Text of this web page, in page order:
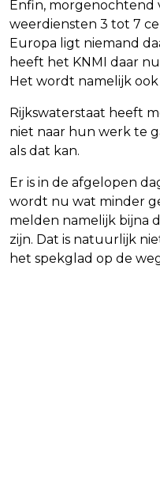
Enfin, morgenochtend
weerdiensten 3 tot 7
Europa ligt niemand
heeft het KNMI daar
Het wordt namelijk
Rijkswaterstaat heeft
niet naar hun werk te
als dat kan.
Er is in de afgelopen
wordt nu wat minder
melden namelijk bijna
zijn. Dat is natuurlijk
het spekglad op de